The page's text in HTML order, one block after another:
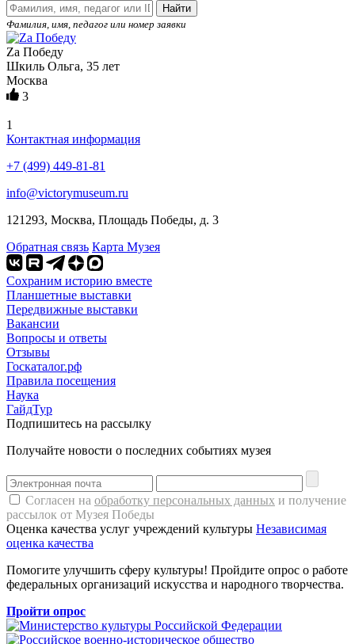
Найти
Фамилия, имя, педагог или номер заявки
Zа Победу
Шкиль Ольга, 35 лет
Москва
3
1
Контактная информация
+7 (499) 449-81-81
info@victorymuseum.ru
121293, Москва, Площадь Победы, д. 3
Обратная связь Карта Музея
Сохраним историю вместе
Планшетные выставки
Передвижные выставки
Вакансии
Вопросы и ответы
Отзывы
Госкаталог.рф
Правила посещения
Наука
ГайдТур
Подпишитесь на рассылку
Получайте новости о последних событиях музея
Согласен на обработку персональных данных и получение
рассылок от Музея Победы
Оценка качества услуг учреждений культуры Независимая
оценка качества
Помогите улучшить сферу культуры! Пройдите опрос о работе
федеральных организаций искусства и народного творчества.
Пройти опрос